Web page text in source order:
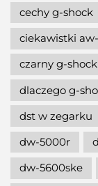
cechy g-shock
ciekawistki
czarny g-shock
dlaczego g-
dst w zegarku
dw-5000r
dw-5600ske